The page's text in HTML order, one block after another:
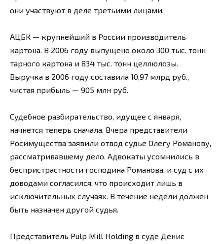
они участвуют в деле третьими лицами.
АЦБК — крупнейший в России производитель
картона. В 2006 году выпущено около 300 тыс. тонн
тарного картона и 834 тыс. тонн целлюлозы.
Выручка в 2006 году составила 10,97 млрд руб.,
чистая прибыль — 905 млн руб.
Судебное разбирательство, идущее с января,
начнется теперь сначала. Вчера представители
Росимущества заявили отвод судье Олегу Романову,
рассматривавшему дело. Адвокаты усомнились в
беспристрастности господина Романова, и суд с их
доводами согласился, что происходит лишь в
исключительных случаях. В течение недели должен
быть назначен другой судья.
Представитель Pulp Mill Holding в суде Денис